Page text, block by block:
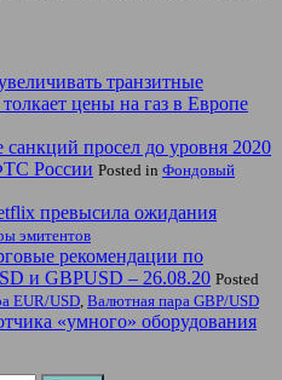
транзитные
цены на газ в Европе
просел до уровня 2020
России Posted in Фондовый
превысила ожидания
эмитентов
рекомендации по
и GBPUSD – 26.08.20 Posted
EUR/USD, Валютная пара GBP/USD
«умного» оборудования